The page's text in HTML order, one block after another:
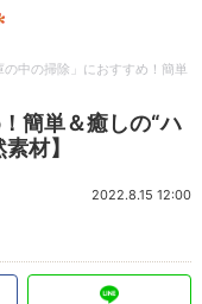
の中の掃除」におすすめ！簡単
簡単＆癒しの“ハ
材】
2022.8.15 12:00